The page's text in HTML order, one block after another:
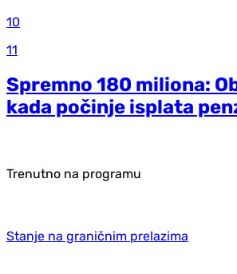
10
11
Spremno 180 miliona:
kada počinje isplata
Trenutno na programu
Stanje na graničnim prelazima